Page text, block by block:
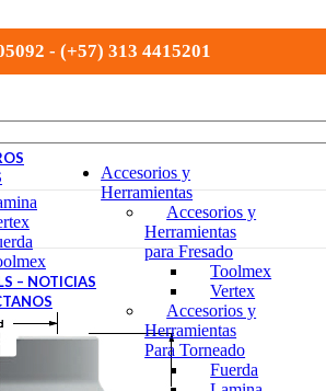
- (+57) 313 4415201
Accesorios y
Herramientas
Accesorios y
Herramientas
para Fresado
Toolmex
Vertex
Accesorios y
Herramientas
Para Torneado
Fuerda
– NOTICIAS